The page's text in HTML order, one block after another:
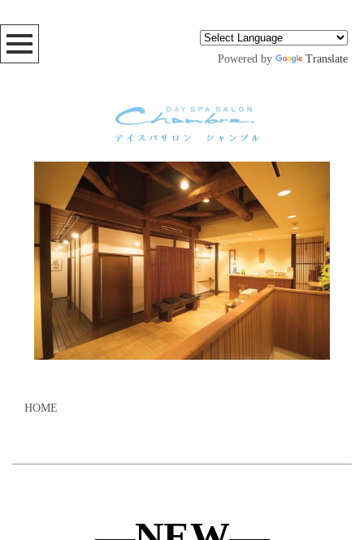
Powered by Translate
HOME